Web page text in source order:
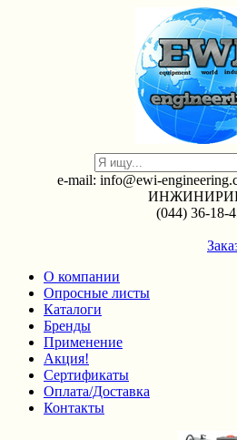
e-mail: info@ewi-
(044) 36-18-
О компании
Опросные листы
Каталоги
Бренды
Применение
Акция!
Сертификаты
Оплата/Доставка
Контакты